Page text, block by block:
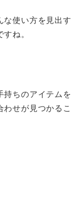
な使い方を見出
すね。
持ちのアイテム
わせが見つかる